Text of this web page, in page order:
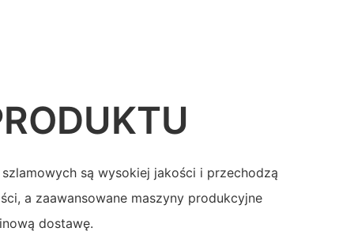
są wysokiej jakości i przechodzą
a zaawansowane maszyny produkcyjne
dostawę.